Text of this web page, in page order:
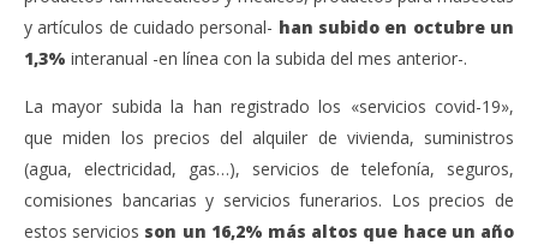
y artículos de cuidado personal- han subido en octubre un
1,3% interanual -en línea con la subida del mes anterior-.
La mayor subida la han registrado los «servicios covid-19»,
que miden los precios del alquiler de vivienda, suministros
(agua, electricidad, gas…), servicios de telefonía, seguros,
comisiones bancarias y servicios funerarios. Los precios de
estos servicios son un 16,2% más altos que hace un año